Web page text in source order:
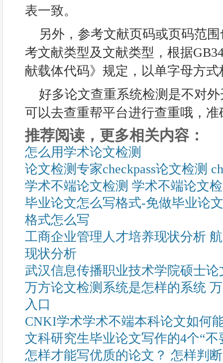
表一致。
另外，参考文献页码或页码范
考文献类型及文献类型，根据
献载体代码》规定，以单字母方式
好多论文查重系统检测是不对
可以去查重帮平台进行查重哦，
推荐阅读，更多相关内容：
怎么用学术论文检测
论文检测专家checkpass论文检测
学术不端论文检测 学术不端论文
毕业论文怎么写格式-免做毕业论
格式怎么写
工商企业管理人才培养现状分析
现状分析
武汉信息传播职业技术学院硕士
万方论文检测系统是怎样的系统
入口
CNKI学术学术不端本科论文如何
文科研究生毕业论文写作的4个“不
怎样才能写优质的论文？ 怎样判